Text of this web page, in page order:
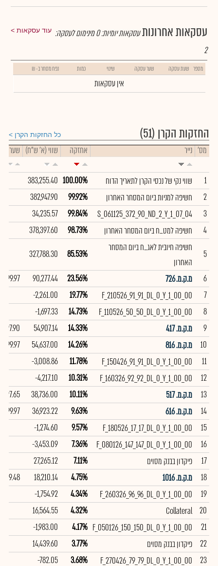
עסקאות אחרונות עוד עסקאות עסקאות יומיות:0מינימום לעסקה:
2
מספר שעת עסקה שער עסקה שינוי כמות נפח מסחר ב- ₪
אין עסקאות
החזקות הקרן (51) כל החזקות הקרן
מס' נייר אחזקה שווי (א' ש"ח) שער
1 שווי נקי של נכסי הקרן לתאריך הדוח 100.00%
383,255.40
2
חשיפה למניות ביום המסחר האחרון 99.92%
382,947.90
3
S_061125_372_90_ND_2_Y_1_07_04
99.84%
34,235.57
4
חשיפה למט_ח ביום המסחר האחרון 98.73%
378,397.60
5
חשיפה חיובית לאג_ח ביום המסחר
האחרון
85.53%
327,788.30
6
מ.ק.מ. 726 23.56%
90,277.44
99.97
7
F_210526_91_91_DL_0_Y_1_00_00
19.77%
-2,261.00
8
F_110526_50_50_DL_0_Y_1_00_00
14.73%
-1,697.33
9
מ.ק.מ. 417 14.33%
54,907.14
97.90
10
מ.ק.מ. 816 14.26%
54,637.00
99.97
11
F_150426_91_91_DL_0_Y_1_00_00
11.78%
-3,008.86
12
F_160326_92_92_DL_0_Y_1_00_00
10.31%
-4,217.10
13
מ.ק.מ. 517 10.11%
38,736.00
97.65
14
מ.ק.מ. 616 9.63%
36,923.22
99.97
15
F_180526_17_17_DL_0_Y_1_00_00
9.57%
-1,274.60
16
F_080126_147_147_DL_0_Y_1_00_00
7.36%
-3,453.09
17
פיקדון בבנק מסוים 7.11%
27,265.12
18
מ.ק.מ. 1016 4.75%
18,210.14
99.48
19
F_260326_96_96_DL_0_Y_1_00_00
4.34%
-1,754.92
20
Collateral
4.32%
16,564.55
21
F_050126_150_150_DL_0_Y_1_00_00
4.17%
-1,983.00
22
פיקדון בבנק מסוים 3.77%
14,439.60
23
F_270426_79_79_DL_0_Y_1_00_00
3.68%
-782.05